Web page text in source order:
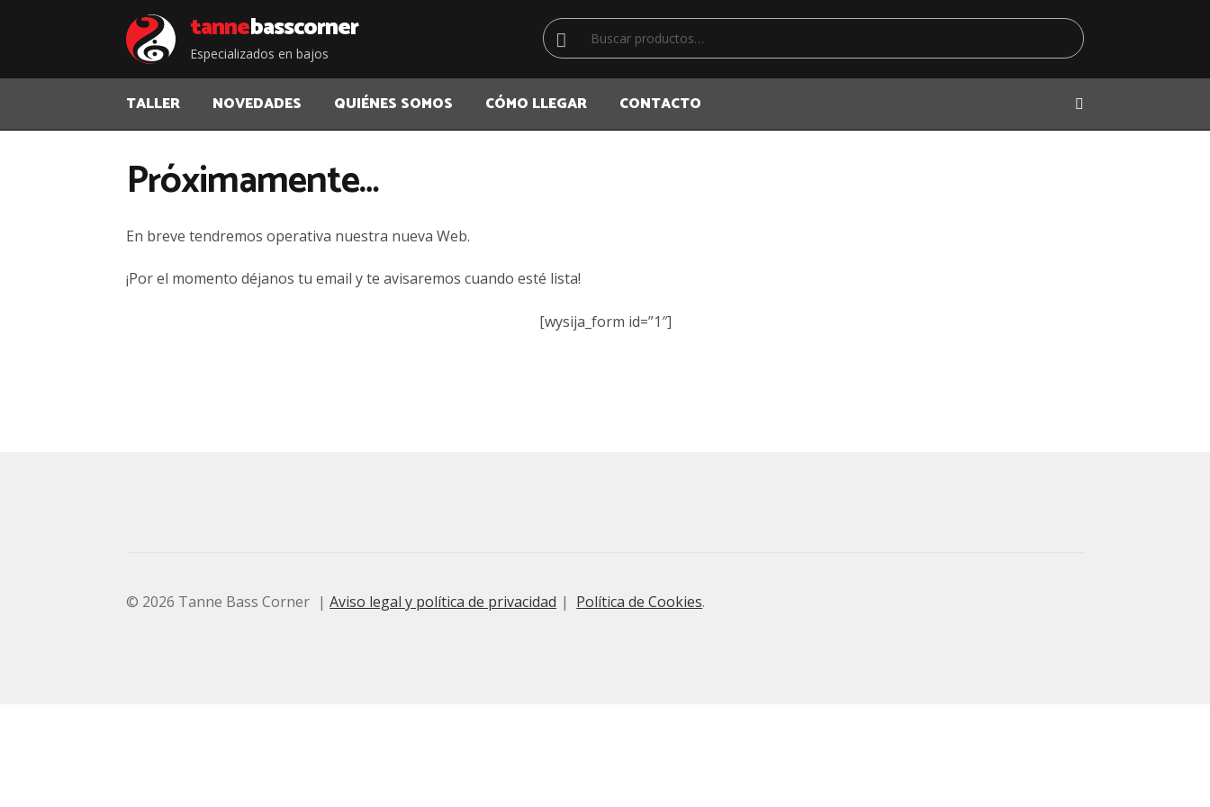
Saltar
a
la
navegación
Saltar
al
contenido
tannebass corner
Especializados en bajos
Buscar
por:
Buscar
TALLER NOVEDADES QUIÉNES SOMOS CÓMO LLEGAR CONTACTO
Próximamente…
En breve tendremos operativa nuestra nueva Web.
¡Por el momento déjanos tu email y te avisaremos cuando esté lista!
[wysija_form id=”1″]
© 2026 Tanne Bass Corner Aviso legal y política de privacidad Política de Cookies.